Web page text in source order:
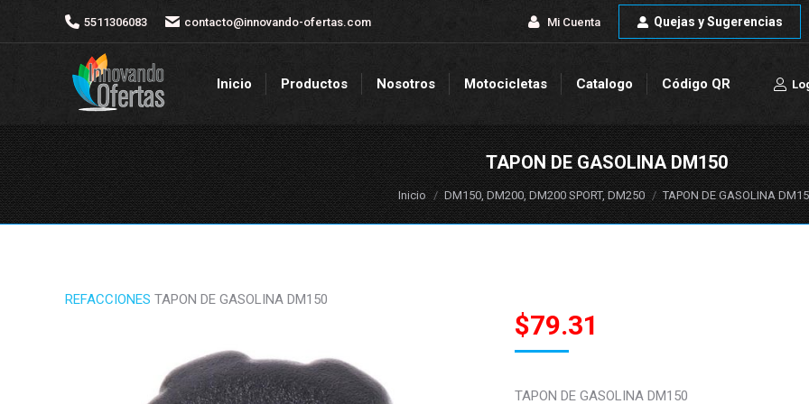
5511306083 contacto@innovando-ofertas.com Mi Cuenta Quejas y Sugerencias
Inicio Productos Nosotros Motocicletas Catalogo Código QR
TAPON DE GASOLINA DM150
Estás aquí:
Inicio DM150, DM200, DM200 SPORT, DM250 TAPON DE GASOLINA
REFACCIONES TAPON DE GASOLINA DM150
$79.31
TAPON DE GASOLINA DM150
5511306083 contacto@innovando-ofertas.com Mi Cuenta Quejas y Sugerencias
Inicio Productos Nosotros Motocicletas Catalogo Código QR